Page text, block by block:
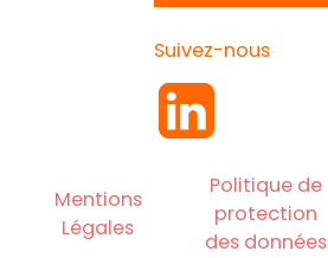
Suivez-nous
Mentions
Légales
Politique de
protection
des données